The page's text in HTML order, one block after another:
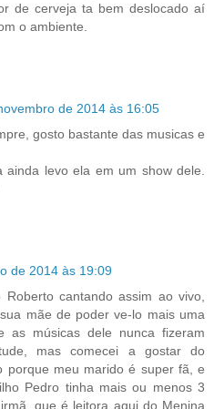
de cerveja ta bem deslocado aí
o ambiente.
de 2014 às 16:05
gosto bastante das musicas e
ainda levo ela em um show dele.
de 2014 às 19:09
cantando assim ao vivo,
mãe de poder ve-lo mais uma
as músicas dele nunca fizeram
mas comecei a gostar do
porque meu marido é super fã, e
Pedro tinha mais ou menos 3
que é leitora aqui do Menina